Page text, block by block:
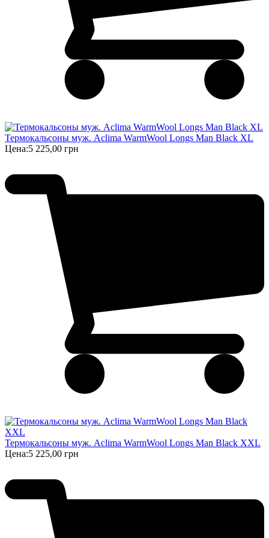
Термокальсоны муж. Aclima WarmWool Longs Man Black XL
Цена:5 225,00 грн
Термокальсоны муж. Aclima WarmWool Longs Man Black XXL
Цена:5 225,00 грн